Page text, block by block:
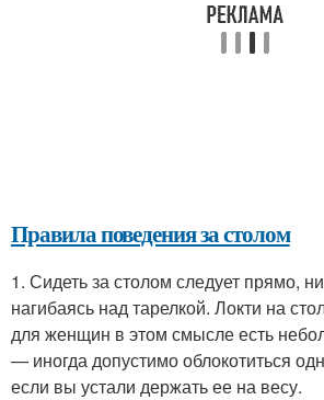
Правила поведения за столом
1. Сидеть за столом следует прямо,
нагибаясь над тарелкой. Локти на
для женщин в этом смысле есть
— иногда допустимо облокотиться
если вы устали держать ее на весу.